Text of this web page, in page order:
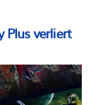
Plus verliert